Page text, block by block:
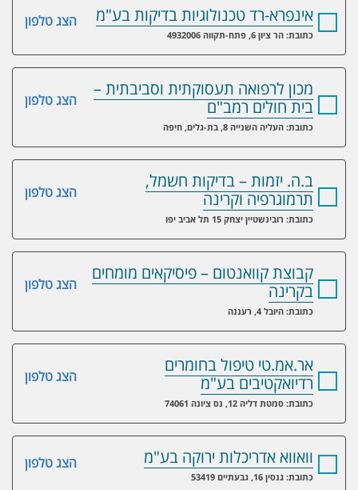
הצג טלפון אינפרא-רד טכנולוגיות בדיקות בע"מ
כתובת: הר ציון 6, פתח-תקווה 4932006
הצג טלפון
מכון לרפואה תעסוקתית וסביבתית –
בית חולים רמב"ם
כתובת: העליה השנייה 8, בת-גלים, חיפה
הצג טלפון
ב.ה. יזמות – בדיקות חשמל,
תרמוגרפיה וקרינה
כתובת: רובינשטיין יצחק 15 תל אביב יפו
הצג טלפון
קבוצת קוואנטום – פיסיקאים מומחים
בקרינה
כתובת: היובל 4, רעננה
הצג טלפון
אר.אמ.טי טיפול בחומרים
רדיואקטיבים בע"מ
כתובת: סמטת דליה 12, נס ציונה 74061
הצג טלפון וואווא אדריכלות ירוקה בע"מ
כתובת: גנסין 16, גבעתיים 53419